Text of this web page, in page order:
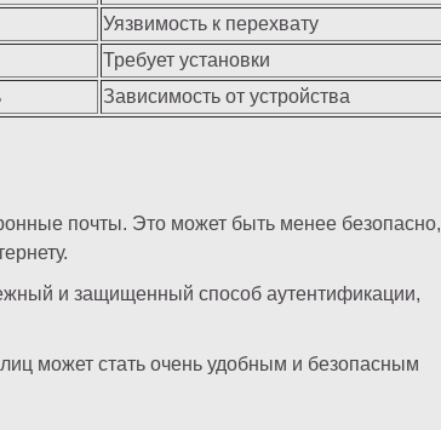
Уязвимость к перехвату
Требует установки
Зависимость от устройства
почты. Это может быть менее безопасно,
и защищенный способ аутентификации,
может стать очень удобным и безопасным